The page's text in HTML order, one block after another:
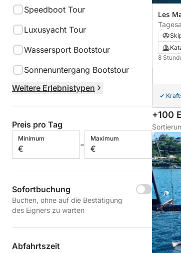
Speedboot Tour
Luxusyacht Tour
Wassersport Bootstour
Sonnenuntergang Bootstour
Weitere Erlebnistypen
Preis pro Tag
Minimum
€ -
Maximum
€
Sofortbuchung
Buchen, ohne auf die Bestätigung
des Eigners zu warten
Abfahrtszeit
Les
8
+100